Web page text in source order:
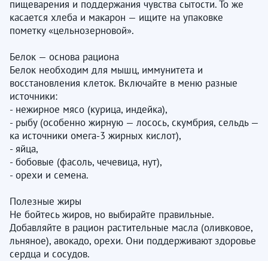
пищеварения и поддержания чувства сытости. То же
касается хлеба и макарон — ищите на упаковке
пометку «цельнозерновой».
Белок — основа рациона
Белок необходим для мышц, иммунитета и
восстановления клеток. Включайте в меню разные
источники:
- нежирное мясо (курица, индейка),
- рыбу (особенно жирную — лосось, скумбрия, сельдь —
ка источники омега-3 жирных кислот),
- яйца,
- бобовые (фасоль, чечевица, нут),
- орехи и семена.
Полезные жиры
Не бойтесь жиров, но выбирайте правильные.
Добавляйте в рацион растительные масла (оливковое,
льняное), авокадо, орехи. Они поддерживают здоровье
сердца и сосудов.